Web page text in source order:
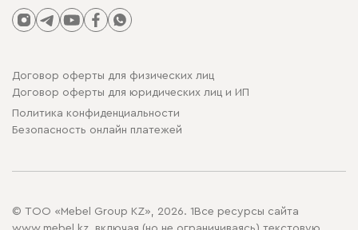
Договор оферты для физических лиц
Договор оферты для юридических лиц и ИП
Политика конфиденциальности
Безопасность онлайн платежей
© ТОО «Mebel Group KZ», 2026. 1Все ресурсы сайта